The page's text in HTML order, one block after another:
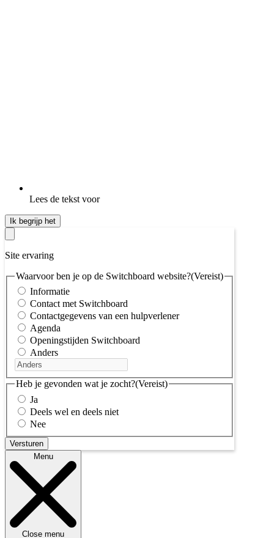
Lees de tekst voor
Ik begrijp het
Site ervaring
Waarvoor ben je op de Switchboard website?(Vereist)
Informatie
Contact met Switchboard
Contactgegevens van een hulpverlener
Agenda
Openingstijden Switchboard
Anders
Heb je gevonden wat je zocht?(Vereist)
Ja
Deels wel en deels niet
Nee
Menu
Close menu